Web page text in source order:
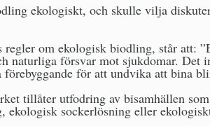
ekologiskt, och skulle vilja
om ekologisk biodling, står att:
naturliga försvar mot sjukdomar. Det
för att undvika att bina
tillåter utfodring av bisamhällen
ekologisk sockerlösning eller